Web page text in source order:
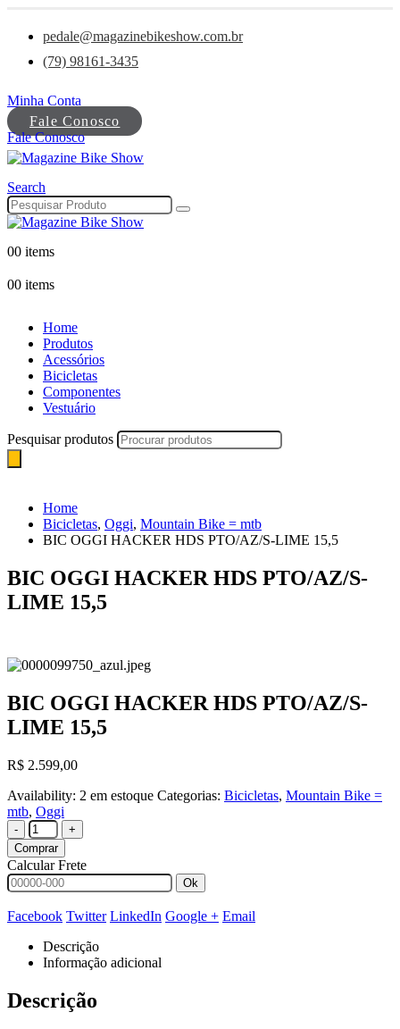
pedale@magazinebikeshow.com.br
(79) 98161-3435
Minha Conta
Fale Conosco
Fale Conosco
Search
00 items
00 items
Home
Produtos
Acessórios
Bicicletas
Componentes
Vestuário
Pesquisar produtos
Home
Bicicletas, Oggi, Mountain Bike = mtb
BIC OGGI HACKER HDS PTO/AZ/S-LIME 15,5
BIC OGGI HACKER HDS PTO/AZ/S-
LIME 15,5
BIC OGGI HACKER HDS PTO/AZ/S-
LIME 15,5
R$ 2.599,00
Availability: 2 em estoque Categorias: Bicicletas, Mountain Bike =
mtb, Oggi
-
+
Comprar
Calcular Frete
Ok
Facebook Twitter LinkedIn Google + Email
Descrição
Informação adicional
Descrição